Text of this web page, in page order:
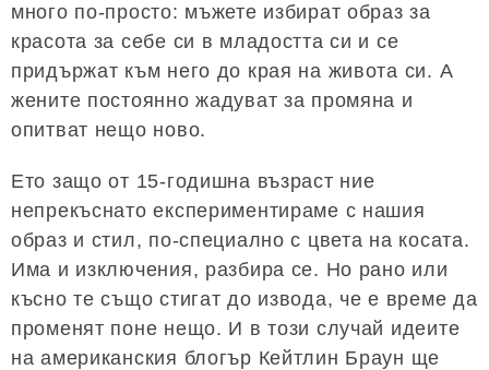
много по-просто: мъжете избират образ за
красота за себе си в младостта си и се
придържат към него до края на живота си. А
жените постоянно жадуват за промяна и
опитват нещо ново.
Ето защо от 15-годишна възраст ние
непрекъснато експериментираме с нашия
образ и стил, по-специално с цвета на косата.
Има и изключения, разбира се. Но рано или
късно те също стигат до извода, че е време да
променят поне нещо. И в този случай идеите
на американския блогър Кейтлин Браун ще